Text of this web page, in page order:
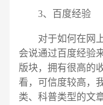
3、百度经验
对于如何在网上
会说通过百度经验
版块，拥有很高的
看，可信度较高，
类、科普类型的文